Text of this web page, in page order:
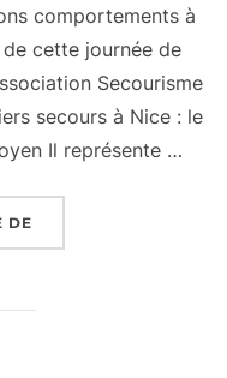
comportements à
de cette journée de
Secourisme
secours à Nice : le
Il représente …
DE« FORMATION AUX